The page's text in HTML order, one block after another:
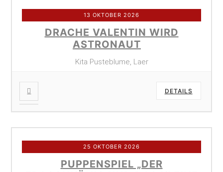
13 OKTOBER 2026
DRACHE VALENTIN WIRD
ASTRONAUT
Kita Pusteblume, Laer
DETAILS
25 OKTOBER 2026
PUPPENSPIEL „DER